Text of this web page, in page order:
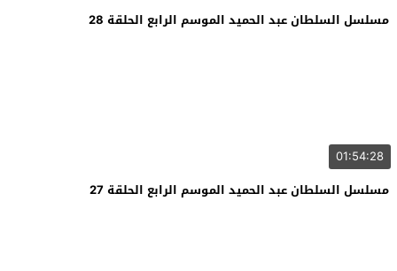
مسلسل السلطان عبد الحميد الموسم الرابع الحلقة 28
01:54:28
مسلسل السلطان عبد الحميد الموسم الرابع الحلقة 27